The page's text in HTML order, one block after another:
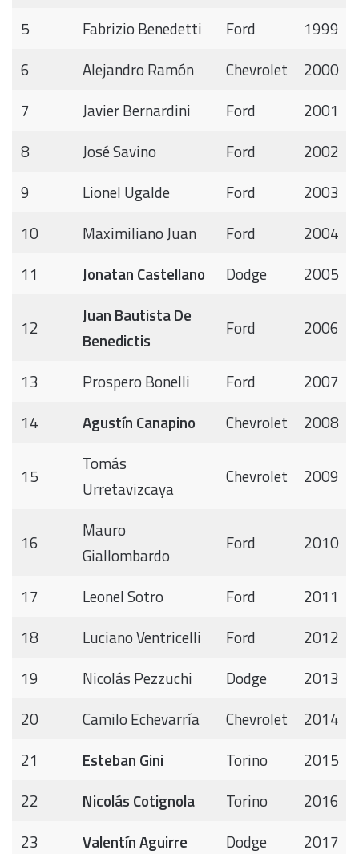
5
Fabrizio Benedetti Ford
1999
6
Alejandro Ramón Chevrolet
2000
7
Javier Bernardini Ford
2001
8
José Savino Ford
2002
9
Lionel Ugalde Ford
2003
10
Maximiliano Juan Ford
2004
11
Jonatan Castellano Dodge 2005
12
Juan Bautista De
Benedictis
Ford 2006
13 Prospero Bonelli Ford
2007
14
Agustín Canapino Chevrolet 2008
15
Tomás
Urretavizcaya
Chevrolet 2009
16
Mauro
Giallombardo
Ford 2010
17 Leonel Sotro Ford
2011
18
Luciano Ventricelli Ford
2012
19
Nicolás Pezzuchi Dodge
2013
20
Camilo Echevarría Chevrolet
2014
21
Esteban Gini Torino
2015
22
Nicolás Cotignola Torino
2016
23
Valentín Aguirre Dodge 2017